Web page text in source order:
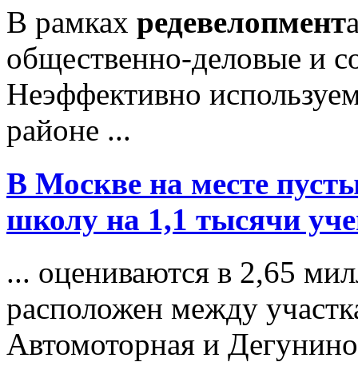
В рамках редевелопмент
общественно-деловые и
Неэффективно
районе ...
В Москве на месте
школу на 1,1 тысячи
... оцениваются в 2,65
расположен между
Автомоторная и